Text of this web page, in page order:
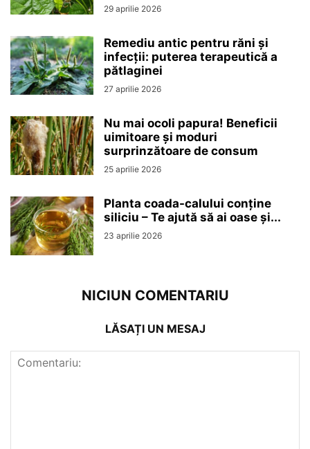
29 aprilie 2026
Remediu antic pentru răni și
infecții: puterea terapeutică a
pătlaginei
27 aprilie 2026
Nu mai ocoli papura! Beneficii
uimitoare și moduri
surprinzătoare de consum
25 aprilie 2026
Planta coada-calului conține
siliciu – Te ajută să ai oase și...
23 aprilie 2026
NICIUN COMENTARIU
LĂSAȚI UN MESAJ